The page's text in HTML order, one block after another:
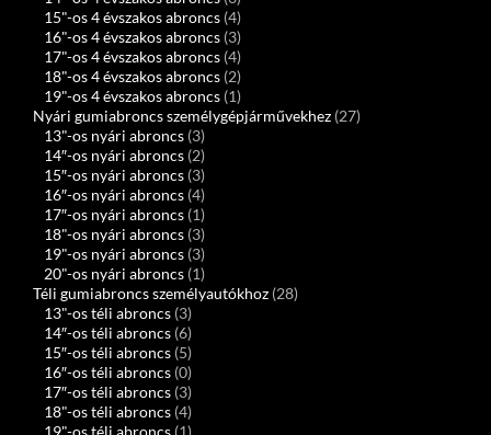
15"-os 4 évszakos abroncs (4)
16"-os 4 évszakos abroncs (3)
17"-os 4 évszakos abroncs (4)
18"-os 4 évszakos abroncs (2)
19"-os 4 évszakos abroncs (1)
Nyári gumiabroncs személygépjárművekhez (27)
13"-os nyári abroncs (3)
14″-os nyári abroncs (2)
15″-os nyári abroncs (3)
16″-os nyári abroncs (4)
17″-os nyári abroncs (1)
18"-os nyári abroncs (3)
19"-os nyári abroncs (3)
20"-os nyári abroncs (1)
Téli gumiabroncs személyautókhoz (28)
13"-os téli abroncs (3)
14″-os téli abroncs (6)
15″-os téli abroncs (5)
16″-os téli abroncs (0)
17″-os téli abroncs (3)
18"-os téli abroncs (4)